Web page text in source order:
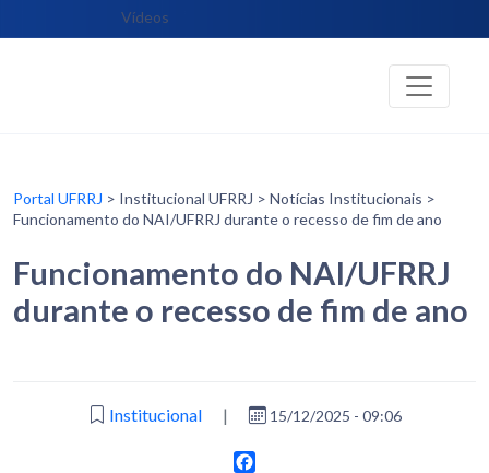
Vídeos
Portal UFRRJ > Institucional UFRRJ > Notícias Institucionais >
Funcionamento do NAI/UFRRJ durante o recesso de fim de ano
Funcionamento do NAI/UFRRJ
durante o recesso de fim de ano
Institucional | 15/12/2025 - 09:06